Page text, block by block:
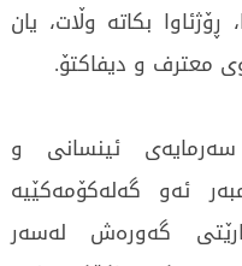
بكاتە وڵات، يان
معترف و ديفاكتۆ.
ئينسانى و
ئەو گەلەكۆمەكێيە
گەورەش لەسەر